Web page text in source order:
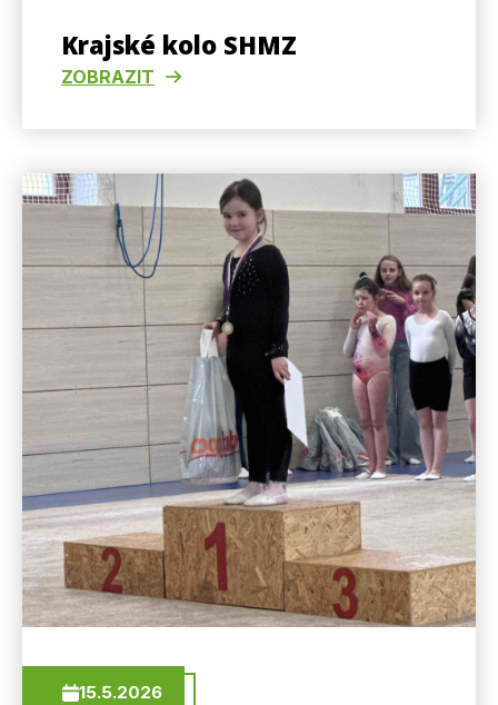
Krajské kolo SHMZ
ZOBRAZIT
15.5.2026